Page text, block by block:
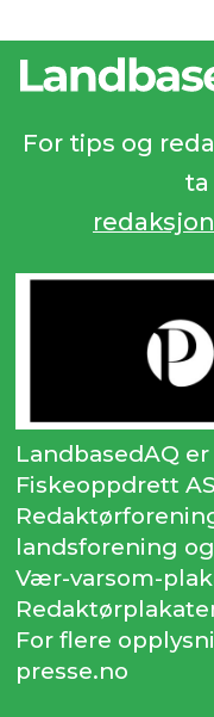
For tips og
ta
LandbasedAQ
Fiskeoppdrett
landsforening
Vær-varsom-
For flere
presse.no